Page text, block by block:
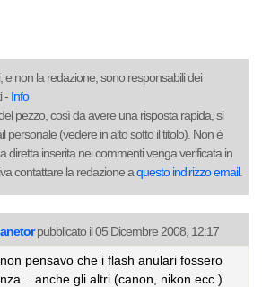
e non la redazione, sono responsabili dei
- Info
pezzo, così da avere una risposta rapida, si
personale (vedere in alto sotto il titolo). Non è
diretta inserita nei commenti venga verificata in
contattare la redazione aquesto indirizzo email.
pubblicato il 05 Dicembre 2008, 12:17
pensavo che i flash anulari fossero
anche gli altri (canon, nikon ecc.)